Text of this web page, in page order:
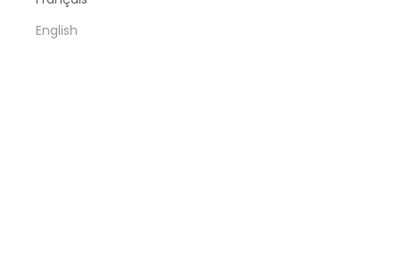
English